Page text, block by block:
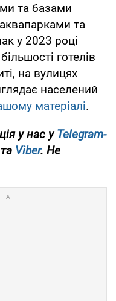
та базами
та
у 2023 році
готелів
на вулицях
населений
матеріалі.
у нас уTelegram-
та Viber. Не